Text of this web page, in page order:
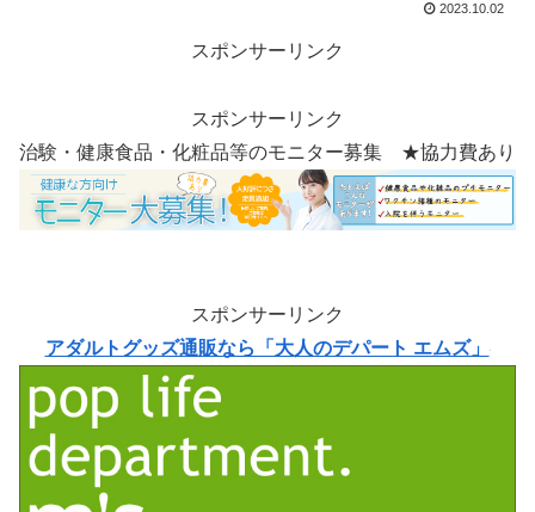
2023.10.02
スポンサーリンク
スポンサーリンク
治験・健康食品・化粧品等のモニター募集 ★協力費あり
スポンサーリンク
アダルトグッズ通販なら「大人のデパート エムズ」